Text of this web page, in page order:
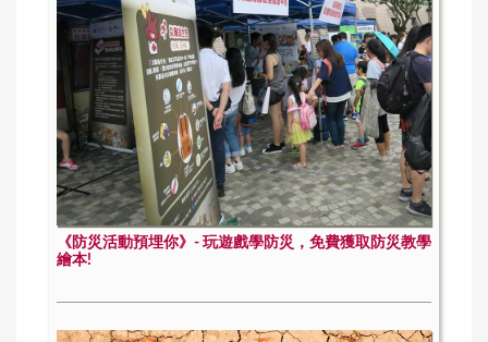
《防災活動預埋你》- 玩遊戲學防災，免費獲取防災教學
繪本!